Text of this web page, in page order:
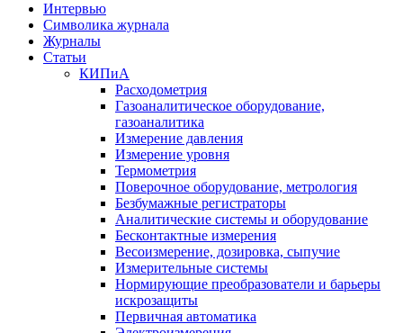
Интервью
Символика журнала
Журналы
Статьи
КИПиА
Расходометрия
Газоаналитическое оборудование,
газоаналитика
Измерение давления
Измерение уровня
Термометрия
Поверочное оборудование, метрология
Безбумажные регистраторы
Аналитические системы и оборудование
Бесконтактные измерения
Весоизмерение, дозировка, сыпучие
Измерительные системы
Нормирующие преобразователи и барьеры
искрозащиты
Первичная автоматика